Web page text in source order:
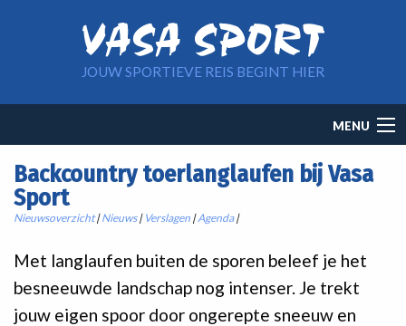
JOUW SPORTIEVE REIS BEGINT HIER
navigation
MENU
Backcountry toerlanglaufen bij Vasa
Sport
Nieuwsoverzicht|Nieuws| Verslagen |Agenda|
Met langlaufen buiten de sporen beleef je het
besneeuwde landschap nog intenser. Je trekt
jouw eigen spoor door ongerepte sneeuw en